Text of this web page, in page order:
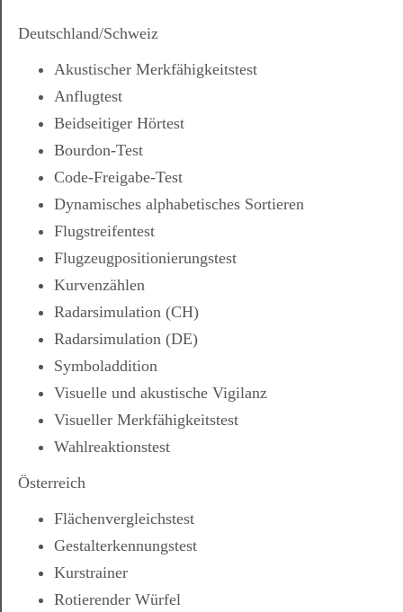
Deutschland/Schweiz
Akustischer Merkfähigkeitstest
Anflugtest
Beidseitiger Hörtest
Bourdon-Test
Code-Freigabe-Test
Dynamisches alphabetisches Sortieren
Flugstreifentest
Flugzeugpositionierungstest
Kurvenzählen
Radarsimulation (CH)
Radarsimulation (DE)
Symboladdition
Visuelle und akustische Vigilanz
Visueller Merkfähigkeitstest
Wahlreaktionstest
Österreich
Flächenvergleichstest
Gestalterkennungstest
Kurstrainer
Rotierender Würfel